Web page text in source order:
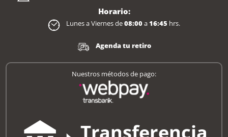
Horario:
Lunes a Viernes de08:00a16:45 hrs.
Agenda tu retiro
Nuestros métodos de pago: